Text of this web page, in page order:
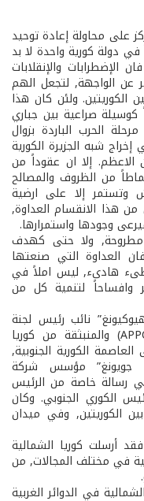
على محاولة إعادة توحيد
دولة كورية واحدة لا بد
والإنقلابات
عن الواجهة, لتجعل الهم
الكوريتين. ولئن كان هذا
كوسيلة صراعية بين جباري
الحرب الباردة بزوال
شبه الجزيرة الكورية
الاعظم. إلا ان عقوداً من
من الظروف والمصالح
وتستمر إلا على ارضية
هذا الانقسام ­العداوة,
وجودها واستمرارها.
مطروحة, ولا حتى كهدف
العداوة التي صنعتها
هادىء, ليس املاً في
وافساحاً لتنمية كل من
نائب رئيس لجنة
السلام في آسيا والمحيط الهادىء (APPC) والمنبثقة من كوريا
الكورية الجنوبية,
جو­يونغ” مؤسس شركة
رسالة خاصة من الرئيس
الكوري الجنوبي. وكان
بين الكوريتين, وفي ميدان
أرسلت كوريا الشمالية
في مختلف المجالات, من
في الدوائر الغربية